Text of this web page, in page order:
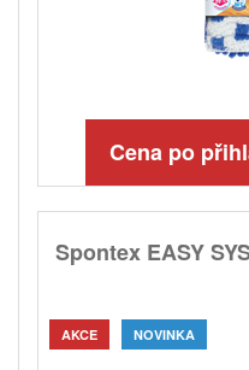
Cena po
Spontex EASY
AKCE NOVINKA